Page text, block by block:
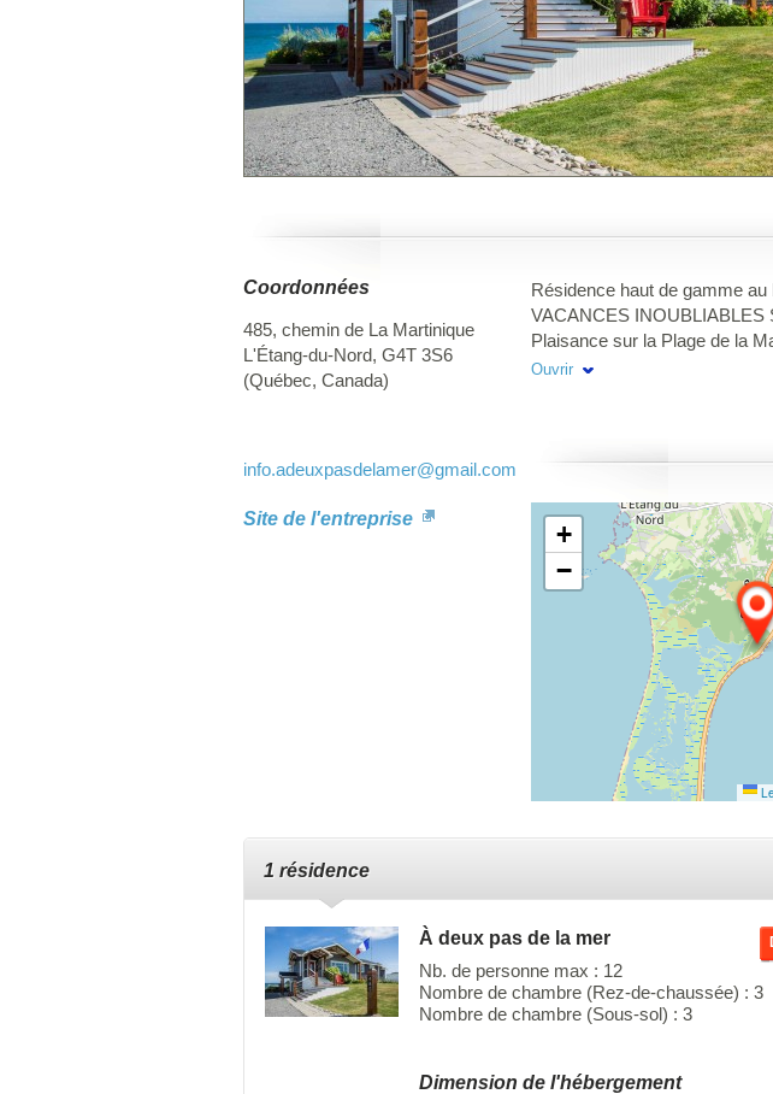
Résidence haut de gamme au
VACANCES INOUBLIABLES
Plaisance sur la Plage de la
la résidence, aller vous
ville de Cap-aux-Meules et 10
DE LA MER, est dans l'un
convoités.
Ouvrir
Coordonnées
485, chemin de La Martinique
L'Étang-du-Nord, G4T 3S6
(Québec, Canada)
info.adeuxpasdelamer@gmail.com
Site de l'entreprise
+
−
1 résidence
À deux pas de la mer
Nb. de personne max : 12
Nombre de chambre (Rez-de-chaussée) : 3
Nombre de chambre (Sous-sol) : 3
Dimension de l'hébergement